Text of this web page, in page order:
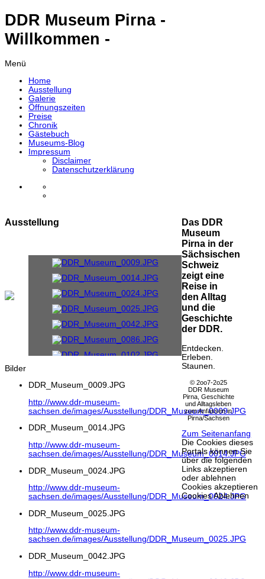
DDR Museum Pirna -
Willkommen -
Menü
Home
Ausstellung
Galerie
Öffnungszeiten
Preise
Chronik
Gästebuch
Museums-Blog
Impressum
Disclaimer
Datenschutzerklärung
Ausstellung
Bilder
DDR_Museum_0009.JPG
http://www.ddr-museum-
sachsen.de/images/Ausstellung/DDR_Museum_0009.JPG
DDR_Museum_0014.JPG
http://www.ddr-museum-
sachsen.de/images/Ausstellung/DDR_Museum_0014.JPG
DDR_Museum_0024.JPG
http://www.ddr-museum-
sachsen.de/images/Ausstellung/DDR_Museum_0024.JPG
DDR_Museum_0025.JPG
http://www.ddr-museum-
sachsen.de/images/Ausstellung/DDR_Museum_0025.JPG
DDR_Museum_0042.JPG
http://www.ddr-museum-
Das DDR
Museum
Pirna in der
Sächsischen
Schweiz
zeigt eine
Reise in
den Alltag
und die
Geschichte
der DDR.
Entdecken.
Erleben.
Staunen.
© 2oo7-2o25
DDR Museum
Pirna, Geschichte
und Alltagsleben
zum Anfassen in
Pirna/Sachsen
Zum Seitenanfang
Die Cookies dieses
Portals können Sie
über die folgenden
Links akzeptieren
oder ablehnen
Cookies akzeptieren
Cookies Ablehnen